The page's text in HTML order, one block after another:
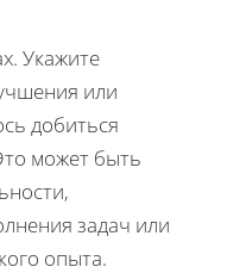
Укажите
или
добиться
может быть
задач или
опыта.